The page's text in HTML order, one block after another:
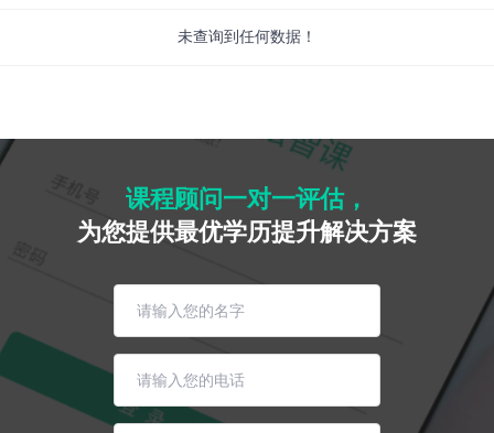
未查询到任何数据！
课程顾问一对一评估，
为您提供最优学历提升解决方案